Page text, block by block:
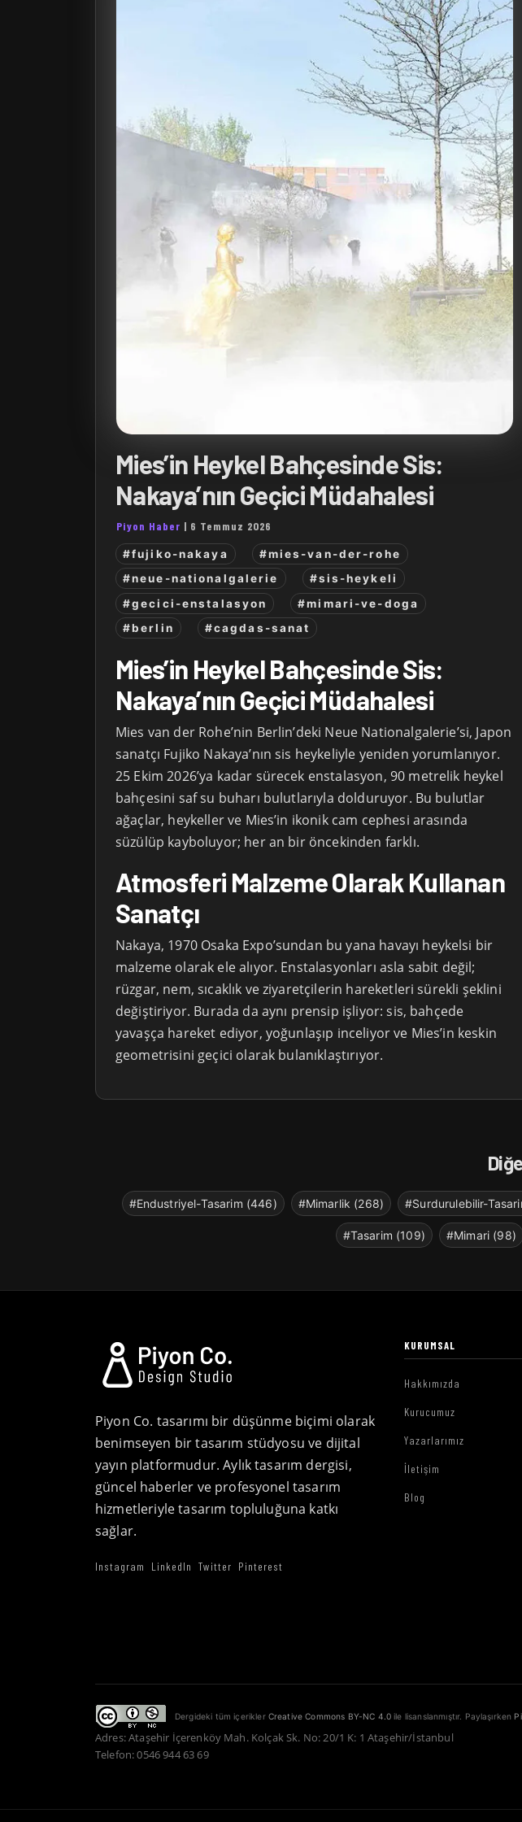
Mies’in Heykel Bahçesinde Sis:
Nakaya’nın Geçici Müdahalesi
Piyon Haber | 6 Temmuz 2026
#fujiko-nakaya
#mies-van-der-rohe
#neue-nationalgalerie
#sis-heykeli
#gecici-enstalasyon
#mimari-ve-doga
#berlin
#cagdas-sanat
Mies’in Heykel Bahçesinde Sis:
Nakaya’nın Geçici Müdahalesi
Mies van der Rohe’nin Berlin’deki Neue Nationalgalerie’si, Japon
sanatçı Fujiko Nakaya’nın sis heykeliyle yeniden yorumlanıyor.
25 Ekim 2026’ya kadar sürecek enstalasyon, 90 metrelik heykel
bahçesini saf su buharı bulutlarıyla dolduruyor. Bu bulutlar
ağaçlar, heykeller ve Mies’in ikonik cam cephesi arasında
süzülüp kayboluyor; her an bir öncekinden farklı.
Atmosferi Malzeme Olarak Kullanan
Sanatçı
Nakaya, 1970 Osaka Expo’sundan bu yana havayı heykelsi bir
malzeme olarak ele alıyor. Enstalasyonları asla sabit değil;
rüzgar, nem, sıcaklık ve ziyaretçilerin hareketleri sürekli şeklini
değiştiriyor. Burada da aynı prensip işliyor: sis, bahçede
yavaşça hareket ediyor, yoğunlaşıp inceliyor ve Mies’in keskin
geometrisini geçici olarak bulanıklaştırıyor.
#Endustriyel-Tasarim (446) #Mimarlik (268) #Surdurulebilir-
#Tasarim (109) #Mimari (98)
Piyon Co. tasarımı bir düşünme biçimi olarak
benimseyen bir tasarım stüdyosu ve dijital
yayın platformudur. Aylık tasarım dergisi,
güncel haberler ve profesyonel tasarım
hizmetleriyle tasarım topluluğuna katkı
sağlar.
Instagram LinkedIn Twitter Pinterest
KURUMSAL
Hakkımızda
Kurucumuz
Yazarlarımız
İletişim
Blog
Dergideki tüm içerikler Creative Commons BY-NC 4.0 ile lisanslanmıştır. Paylaşırken
Adres: Ataşehir İçerenköy Mah. Kolçak Sk. No: 20/1 K: 1 Ataşehir/İstanbul
Telefon: 0546 944 63 69